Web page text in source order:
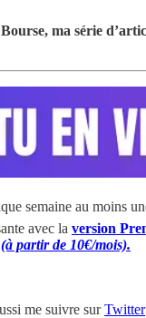
ma série
semaine au moins
avec la version
(à partir de 10€/mois).
me suivre surTwitter